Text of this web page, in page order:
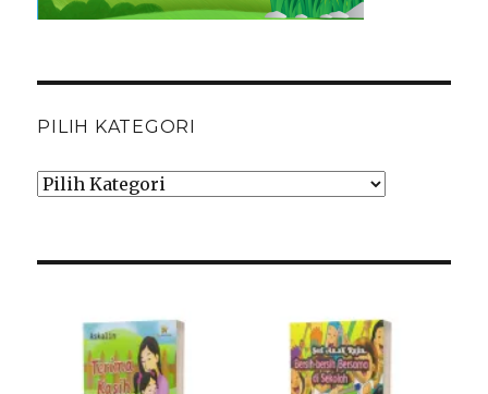
PILIH KATEGORI
Pilih